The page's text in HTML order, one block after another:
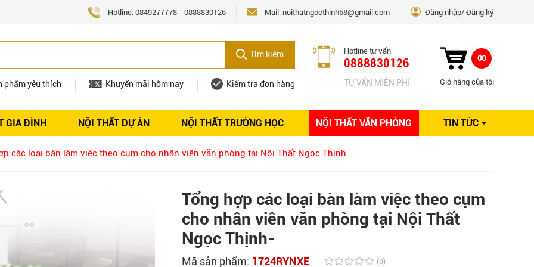
Hotline: 0849277778 - 0888830126 Mail: noithatngocthinh68@gmail.com Đăng nhập Đăng ký
Tìm kiếm
phẩm yêu thích Khuyến mãi hôm nay Kiểm tra đơn hàng
Hotline tư vấn
0888830126
TƯ VẤN MIỄN PHÍ
00
Giỏ hàng của tôi
GIA ĐÌNH NỘI THẤT DỰ ÁN NỘI THẤT TRƯỜNG HỌC NỘI THẤT VĂN PHÒNG TIN TỨC
thất
Sáng tạo
Giải pháp thiết kế
các loại bàn làm việc theo cụm cho nhân viên văn phòng tại Nội Thất Ngọc Thịnh
Tổng hợp các loại bàn làm việc theo cụm
cho nhân viên văn phòng tại Nội Thất
Ngọc Thịnh-
Mã sản phẩm: 1724RYNXE (0)